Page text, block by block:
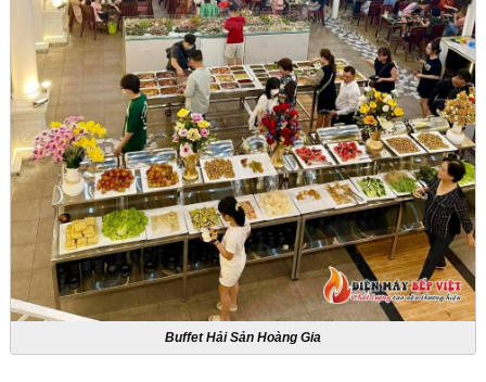
Buffet Hải Sản Hoàng Gia